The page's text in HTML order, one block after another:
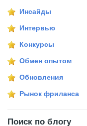
Инсайды
Интервью
Конкурсы
Обмен опытом
Обновления
Рынок фриланса
Поиск по блогу